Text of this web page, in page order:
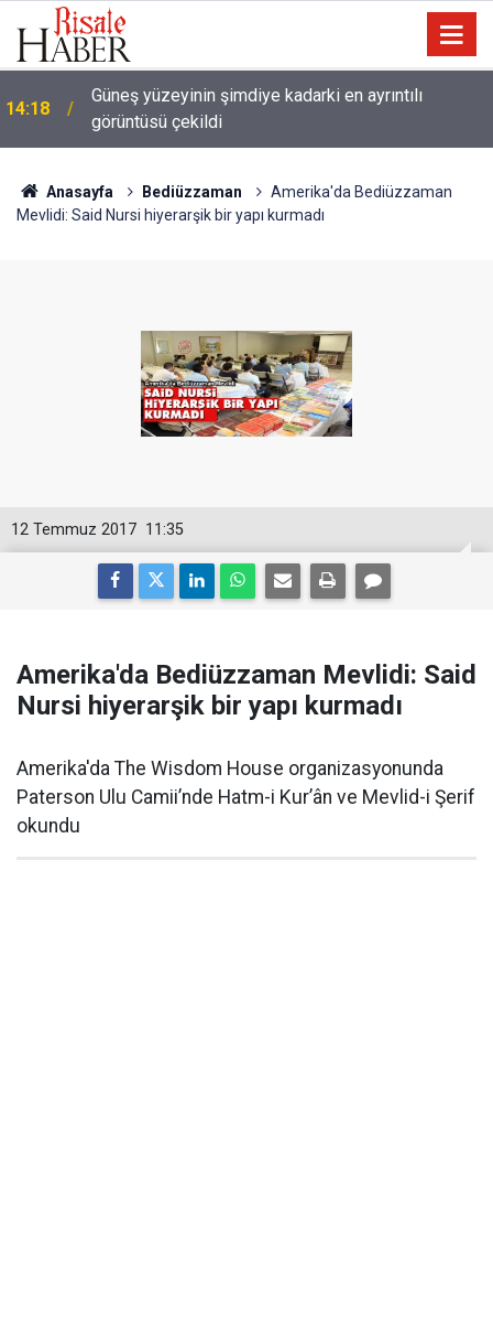
13:25 Tartışma: Yapay zeka, kitaptan soğutuyor mu?
Anasayfa Bediüzzaman
Amerika'da Bediüzzaman
Mevlidi: Said Nursi hiyerarşik bir yapı kurmadı
11:35
12 Temmuz 2017
Amerika'da Bediüzzaman Mevlidi: Said
Nursi hiyerarşik bir yapı kurmadı
Amerika'da The Wisdom House organizasyonunda
Paterson Ulu Camii’nde Hatm-i Kur’ân ve Mevlid-i Şerif
okundu